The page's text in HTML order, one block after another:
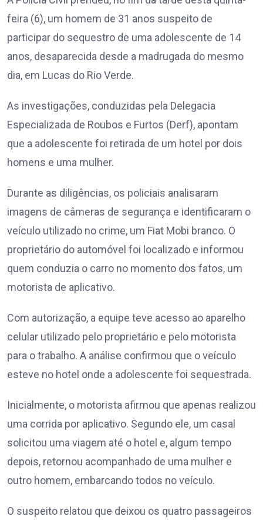
feira (6), um homem de 31 anos suspeito de
participar do sequestro de uma adolescente de 14
anos, desaparecida desde a madrugada do mesmo
dia, em Lucas do Rio Verde.
As investigações, conduzidas pela Delegacia
Especializada de Roubos e Furtos (Derf), apontam
que a adolescente foi retirada de um hotel por dois
homens e uma mulher.
Durante as diligências, os policiais analisaram
imagens de câmeras de segurança e identificaram o
veículo utilizado no crime, um Fiat Mobi branco. O
proprietário do automóvel foi localizado e informou
quem conduzia o carro no momento dos fatos, um
motorista de aplicativo.
Com autorização, a equipe teve acesso ao aparelho
celular utilizado pelo proprietário e pelo motorista
para o trabalho. A análise confirmou que o veículo
esteve no hotel onde a adolescente foi sequestrada.
Inicialmente, o motorista afirmou que apenas realizou
uma corrida por aplicativo. Segundo ele, um casal
solicitou uma viagem até o hotel e, algum tempo
depois, retornou acompanhado de uma mulher e
outro homem, embarcando todos no veículo.
O suspeito relatou que deixou os quatro passageiros